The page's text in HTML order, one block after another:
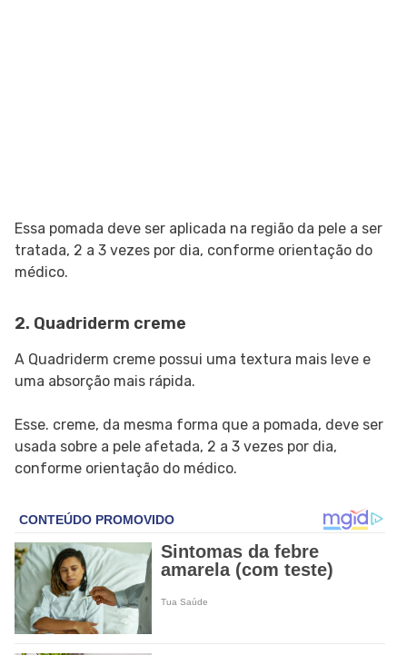
Essa pomada deve ser aplicada na região da pele a ser
tratada, 2 a 3 vezes por dia, conforme orientação do
médico.
2. Quadriderm creme
A Quadriderm creme possui uma textura mais leve e
uma absorção mais rápida.
Esse. creme, da mesma forma que a pomada, deve ser
usada sobre a pele afetada, 2 a 3 vezes por dia,
conforme orientação do médico.